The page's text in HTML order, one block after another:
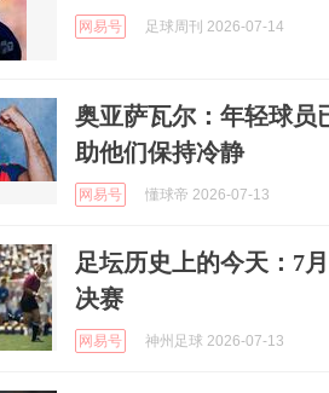
网易号 足球周刊 2026-07-14
奥亚萨瓦尔：年轻球员
助他们保持冷静
网易号 懂球帝 2026-07-13
足坛历史上的今天：7
决赛
网易号 神州足球 2026-07-13